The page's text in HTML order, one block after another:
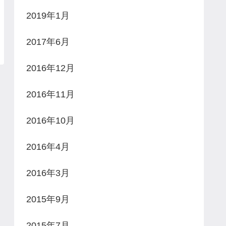
2019年1月
2017年6月
2016年12月
2016年11月
2016年10月
2016年4月
2016年3月
2015年9月